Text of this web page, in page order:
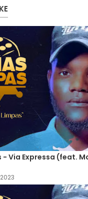
- Via Expressa (feat.